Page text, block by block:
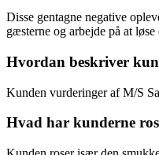
Disse gentagne negative
gæsterne og arbejde på at
Hvordan beskriver
Kunden vurderinger af M/S
Hvad har kunderne